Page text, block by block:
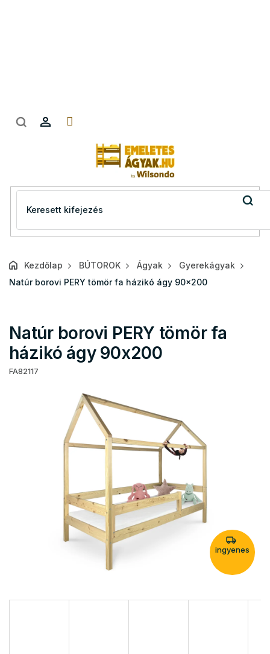
Kezdőlap BÚTOROK Ágyak
Gyerekágyak
Natúr borovi PERY tömör fa házikó ágy 90x200
Natúr borovi PERY tömör fa
házikó ágy 90x200
FA82117
ingyenes